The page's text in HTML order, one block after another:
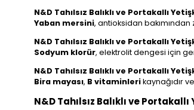
N&D Tahılsız Balıklı ve Portakallı
Yaban mersini, antioksidan
N&D Tahılsız Balıklı ve Portakallı
Sodyum klorür, elektrolit dengesi için
N&D Tahılsız Balıklı ve Portakallı
Bira mayası, B vitaminlerikaynağıdır
N&D Tahılsız Balıklı ve